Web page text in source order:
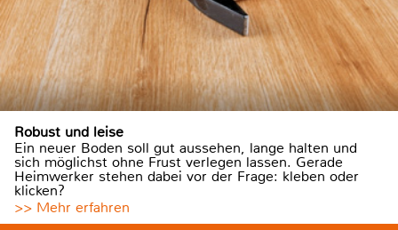
Robust und leise
Ein neuer Boden soll gut aussehen, lange halten und
sich möglichst ohne Frust verlegen lassen. Gerade
Heimwerker stehen dabei vor der Frage: kleben oder
klicken?
>> Mehr erfahren